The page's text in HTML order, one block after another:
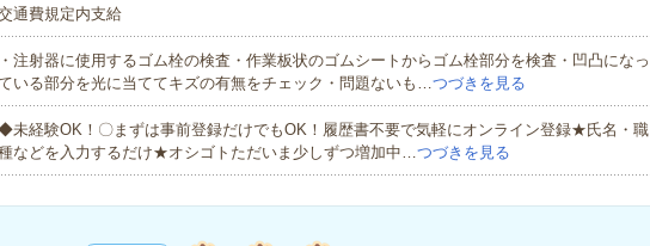
通費規定内支給
注射器に使用するゴム栓の検査・作業板状のゴムシートからゴム栓部分を検査・凹凸になっ
いる部分を光に当ててキズの有無をチェック・問題ないも…つづきを見る
未経験OK！〇まずは事前登録だけでもOK！履歴書不要で気軽にオンライン登録★氏名・職
などを入力するだけ★オシゴトただいま少しずつ増加中…つづきを見る